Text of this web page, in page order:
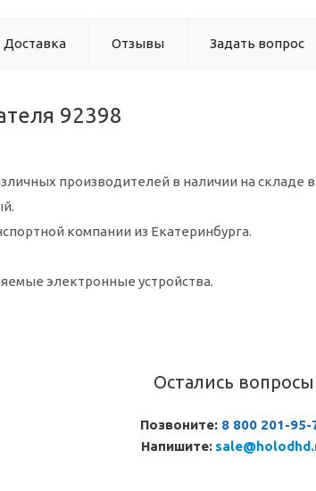
Доставка Отзывы Задать вопрос
92398
производителей в наличии на складе
компании из Екатеринбурга.
электронные устройства.
Остались вопросы
Позвоните: 8 800 201-95-
Напишите: